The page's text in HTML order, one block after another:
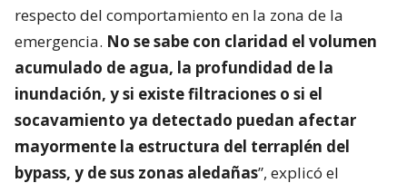
respecto del comportamiento en la zona de la
emergencia. No se sabe con claridad el volumen
acumulado de agua, la profundidad de la
inundación, y si existe filtraciones o si el
socavamiento ya detectado puedan afectar
mayormente la estructura del terraplén del
bypass, y de sus zonas aledañas”, explicó el